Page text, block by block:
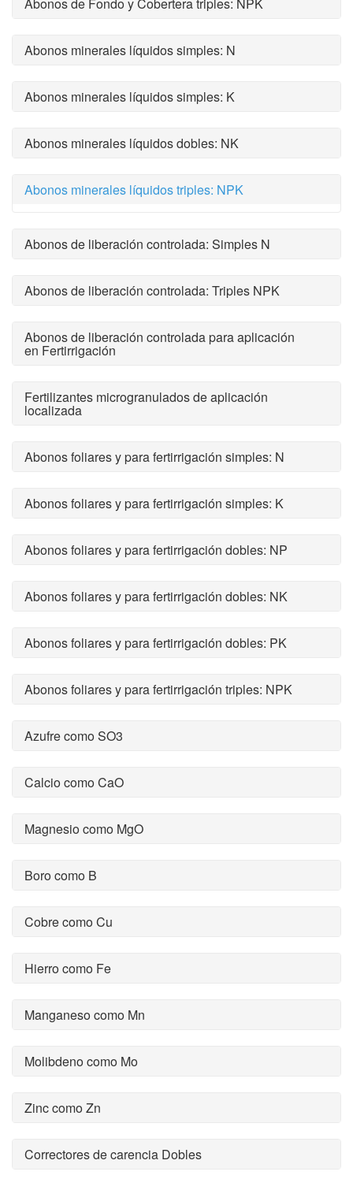
Abonos minerales líquidos simples: N
Abonos minerales líquidos simples: K
Abonos minerales líquidos dobles: NK
Abonos minerales líquidos triples: NPK
Abonos de liberación controlada: Simples N
Abonos de liberación controlada: Triples NPK
Abonos de liberación controlada para aplicación
en Fertirrigación
Fertilizantes microgranulados de aplicación
localizada
Abonos foliares y para fertirrigación simples: N
Abonos foliares y para fertirrigación simples: K
Abonos foliares y para fertirrigación dobles: NP
Abonos foliares y para fertirrigación dobles: NK
Abonos foliares y para fertirrigación dobles: PK
Abonos foliares y para fertirrigación triples: NPK
Azufre como SO3
Calcio como CaO
Magnesio como MgO
Boro como B
Cobre como Cu
Hierro como Fe
Manganeso como Mn
Molibdeno como Mo
Zinc como Zn
Correctores de carencia Dobles